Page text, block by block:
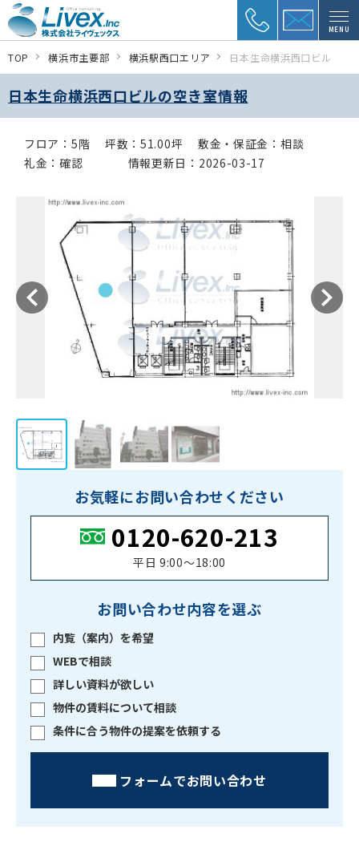
MENU
TOP 横浜市主要部 横浜駅西口エリア 日本生命横浜西口ビル
日本生命横浜西口ビルの空き室情報
フロア：5階 坪数：51.00坪
敷金・保証金：相談
礼金：確認
情報更新日：2026-03-17
お気軽にお問い合わせください
0120-620-213
平日 9:00〜18:00
お問い合わせ内容を選ぶ
内覧（案内）を希望
WEBで相談
詳しい資料が欲しい
物件の賃料について相談
条件に合う物件の提案を依頼する
フォームでお問い合わせ